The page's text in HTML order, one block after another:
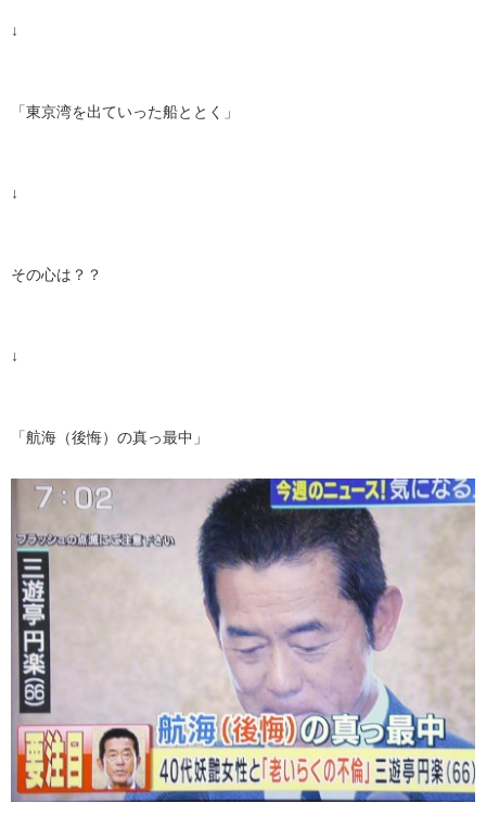
↓
「東京湾を出ていった船ととく」
↓
その心は？？
↓
「航海（後悔）の真っ最中」